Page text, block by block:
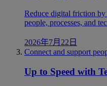
Reduce digital friction
people, processes, and
2026年7月22日
Connect and support
Up to Speed with